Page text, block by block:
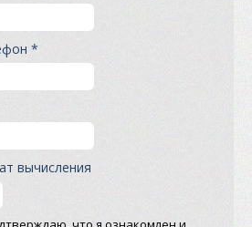
*
вычисления